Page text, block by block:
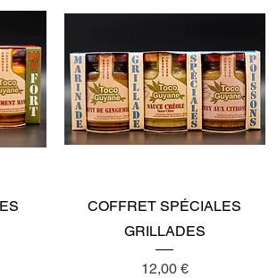
Aperçu rapide
COFFRET SPÉCIALES
GRILLADES
Prix
12,00 €